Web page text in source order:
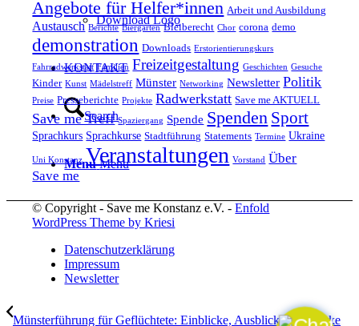
Download Logo
KONTAKT
Search
Menu Menu
Angebote für Helfer*innen Arbeit und Ausbildung
Austausch Berichte Biergarten Bleiberecht Chor corona demo
demonstration Downloads Erstorientierungskurs
Fahrradwerkstatt Familien Freizeitgestaltung Geschichten Gesuche
Kinder Kunst Mädelstreff Münster Networking Newsletter Politik
Preise Presseberichte Projekte Radwerkstatt Save me AKTUELL
Save me Treff Spaziergang Spende Spenden Sport
Sprachkurs Sprachkurse Stadtführung Statements Termine Ukraine
Uni Konstanz Veranstaltungen Vorstand Über
Save me
© Copyright - Save me Konstanz e.V. -Enfold
WordPress Theme by Kriesi
Datenschutzerklärung
Impressum
Newsletter
Münsterführung für Geflüchtete: Einblicke, Ausblicke und starke